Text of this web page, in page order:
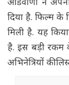
आडवाणी ने
दिया है. फिल्म के
मिली है. यह
है. इस बड़ी रकम
अभिनेत्रियों की